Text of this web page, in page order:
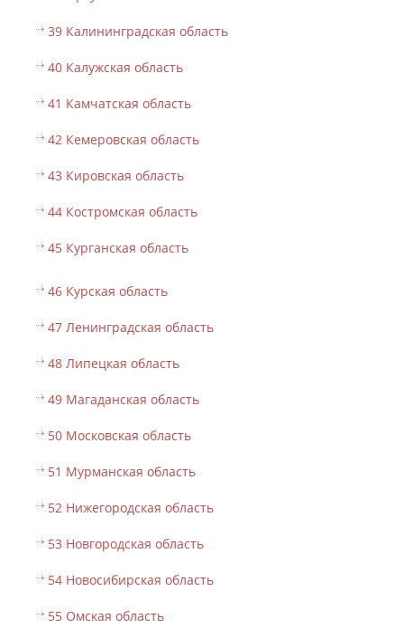
39 Калининградская область
40 Калужская область
41 Камчатская область
42 Кемеровская область
43 Кировская область
44 Костромская область
45 Курганская область
46 Курская область
47 Ленинградская область
48 Липецкая область
49 Магаданская область
50 Московская область
51 Мурманская область
52 Нижегородская область
53 Новгородская область
54 Новосибирская область
55 Омская область